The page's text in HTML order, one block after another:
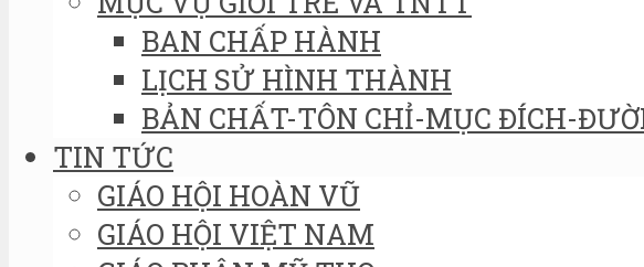
BAN CHẤP HÀNH
LỊCH SỬ HÌNH THÀNH
BẢN CHẤT-TÔN CHỈ-MỤC ĐÍCH-
TIN TỨC
GIÁO HỘI HOÀN VŨ
GIÁO HỘI VIỆT NAM